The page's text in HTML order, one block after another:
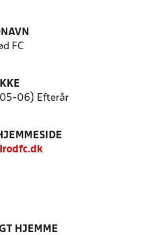
FC
06) Efterår
HJEMME